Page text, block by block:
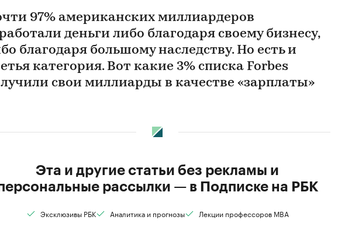
97% американских миллиардеров
деньги либо благодаря своему бизнесу,
благодаря большому наследству. Но есть и
категория. Вот какие 3% списка Forbes
свои миллиарды в качестве «зарплаты»
Эта и другие статьи без рекламы и
рассылки — в Подписке на РБК
Эксклюзивы РБК Аналитика и прогнозы Лекции профессоров MBA